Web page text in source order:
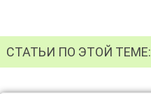
СТАТЬИ ПО ЭТОЙ ТЕМЕ: